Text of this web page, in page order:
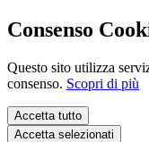
Consenso
Questo sito utilizza
consenso. Scopri di più
Accetta tutto
Accetta selezionati